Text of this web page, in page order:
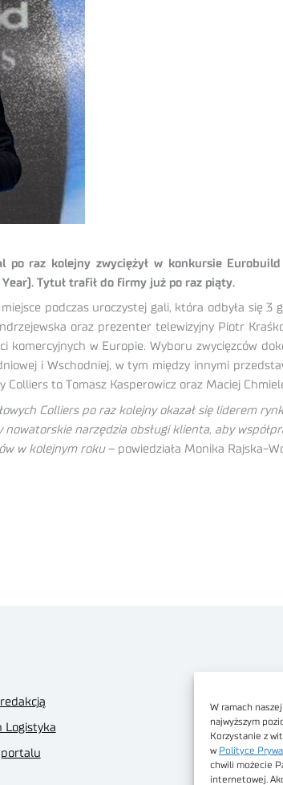
W ramach
najwyższym
Korzystanie z
w Polityce
chwili możecie
internetowej.
po raz kolejny zwyciężył w konkursie
Tytuł trafił do firmy już po raz piąty.
podczas uroczystej gali, która odbyła się
oraz prezenter telewizyjny Piotr
komercyjnych w Europie. Wyboru zwycięzców
i Wschodniej, w tym między innymi
to Tomasz Kasperowicz oraz Maciej
Colliers po raz kolejny okazał się liderem
narzędzia obsługi klienta, aby
w kolejnym roku– powiedziała Monika Rajska-
Logistyka